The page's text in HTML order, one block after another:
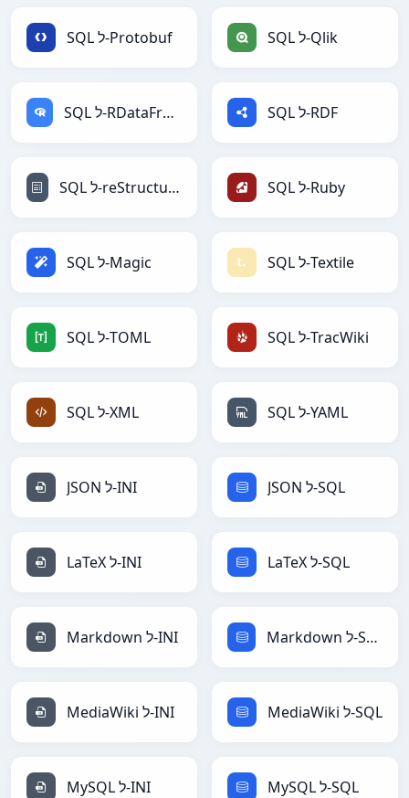
SQL ל-Protobuf SQL ל-Qlik
SQL ל-RDataFrame SQL ל-RDF
SQL ל-reStructuredText SQL ל-Ruby
SQL ל-Magic SQL ל-Textile
SQL ל-TOML SQL ל-TracWiki
SQL ל-XML SQL ל-YAML
JSON ל-INI JSON ל-SQL
LaTeX ל-INI LaTeX ל-SQL
Markdown ל-INI Markdown ל-SQL
MediaWiki ל-INI MediaWiki ל-SQL
MySQL ל-INI MySQL ל-SQL